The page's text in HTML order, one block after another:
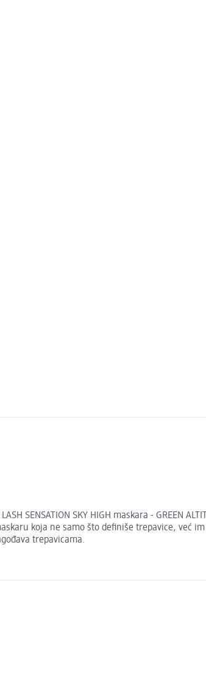
SENSATION SKY HIGH maskara - GREEN
koja ne samo što definiše trepavice, već
trepavicama.